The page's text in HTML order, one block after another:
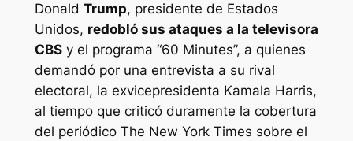
Donald Trump, presidente de Estados
Unidos, redobló sus ataques a la televisora
CBSy el programa “60 Minutes”, a quienes
demandó por una entrevista a su rival
electoral, la exvicepresidenta Kamala Harris,
al tiempo que criticó duramente la cobertura
del periódico The New York Times sobre el